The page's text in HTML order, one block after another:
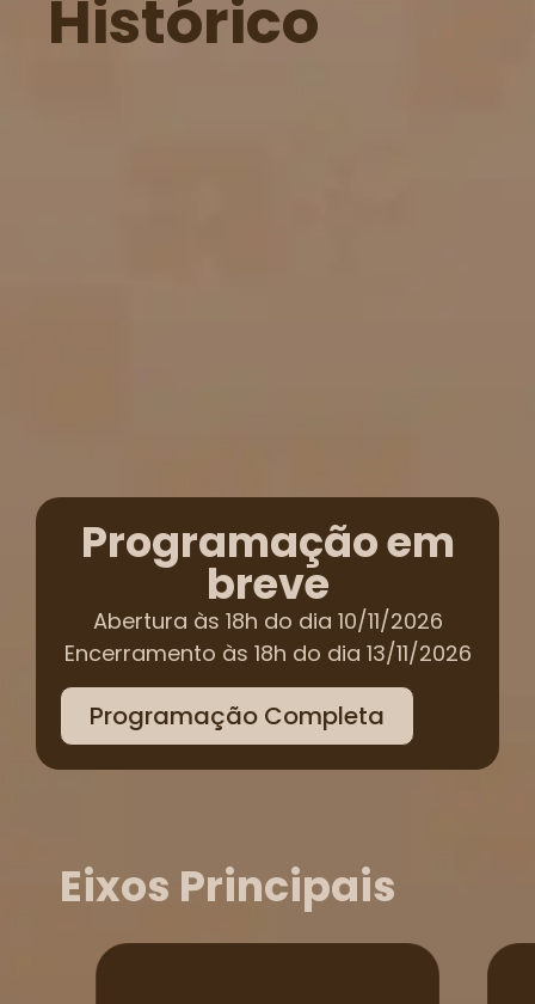
Histórico
Programação em
breve
Abertura às 18h do dia 10/11/2026
Encerramento às 18h do dia 13/11/2026
Programação Completa
Eixos Principais